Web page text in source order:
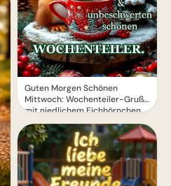
Guten Morgen Schönen
Mittwoch: Wochenteiler-Gruß
mit niedlichem Eichhörnchen